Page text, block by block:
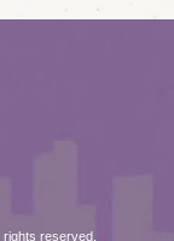
reserved.